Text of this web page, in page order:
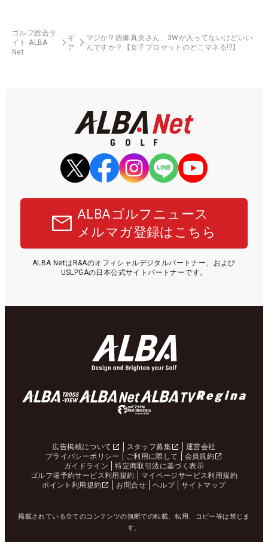
ゴルフ総合サ
イト ALBA
Net
ギ
ア
マジか!? 西郷真央さん、3Wが入ってないけどいい
んですか？【女子プロセットのどこマネる!?】
ALBAゴルフニュース
メルマガ登録はこちら
ALBA NetはR&Aのオフィシャルデジタルパートナー、および
USLPGAの日本公式サイトパートナーです。
広告掲載について スタッフ募集
運営会社
プライバシーポリシー
ご利用に際して
会員規約
ガイドライン
特定商取引法に基づく表示
ゴルフ場予約サービス利用規約
マイページサービス利用規約
ポイント利用規約
お問合せ ヘルプ サイトマップ
掲載されている全てのコンテンツの無断での転載、転用、コピー等は禁じま
す。